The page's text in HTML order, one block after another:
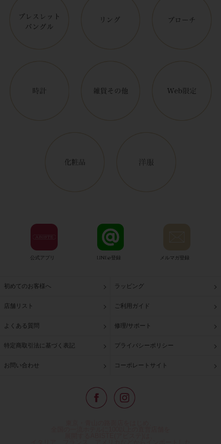
公式アプリ LINE@登録 メルマガ登録
初めてのお客様へ ラッピング
店舗リスト ご利用ガイド
よくある質問 修理/サポート
特定商取引法に基づく表記 プライバシーポリシー
お問い合わせ コーポレートサイト